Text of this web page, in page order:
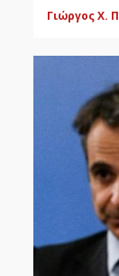
Γιώργος Χ.